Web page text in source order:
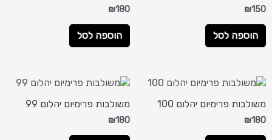
₪150
הוספה לסל
₪180
הוספה לסל
משולבות פרימיום יהלום 100
₪180
משולבות פרימיום יהלום 99
₪180